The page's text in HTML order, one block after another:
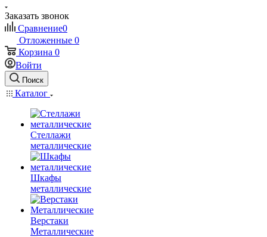
Заказать звонок
Сравнение0
Отложенные 0
Корзина 0
Войти
Поиск
Каталог
Стеллажи
металлические
Шкафы
металлические
Верстаки
Металлические